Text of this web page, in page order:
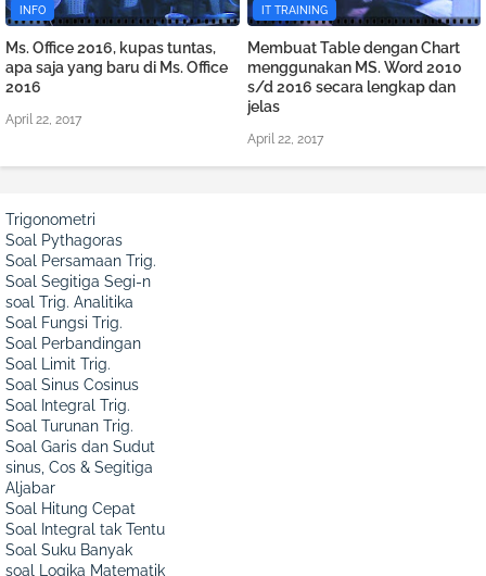
INFO
Ms. Office 2016, kupas tuntas,
apa saja yang baru di Ms. Office
2016
April 22, 2017
IT TRAINING
Membuat Table dengan Chart
menggunakan MS. Word 2010
s/d 2016 secara lengkap dan
jelas
April 22, 2017
Trigonometri
Soal Pythagoras
Soal Persamaan Trig.
Soal Segitiga Segi-n
soal Trig. Analitika
Soal Fungsi Trig.
Soal Perbandingan
Soal Limit Trig.
Soal Sinus Cosinus
Soal Integral Trig.
Soal Turunan Trig.
Soal Garis dan Sudut
sinus, Cos & Segitiga
Aljabar
Soal Hitung Cepat
Soal Integral tak Tentu
Soal Suku Banyak
soal Logika Matematik